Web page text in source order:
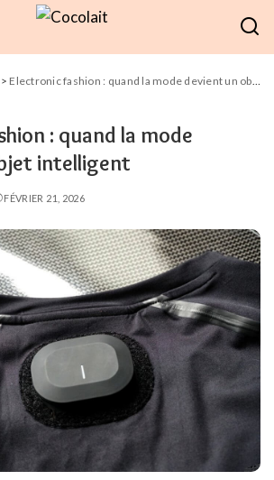
> Electronic fashion : quand la mode devient un objet intelligent
: quand la mode
intelligent
FÉVRIER 21, 2026